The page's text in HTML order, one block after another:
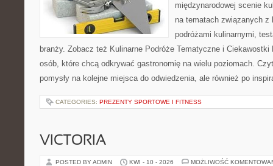
międzynarodowej scenie
na tematach związanych z
podróżami kulinarnymi,
branży. Zobacz też Kulinarne Podróże Tematyczne i Ciekawostki
osób, które chcą odkrywać gastronomię na wielu poziomach.
pomysły na kolejne miejsca do odwiedzenia, ale również po
CATEGORIES: PREZENTY SPORTOWE I FITNESS
VICTORIA
POSTED BY ADMIN KWI - 10 - 2026 MOŻLIWOŚĆ